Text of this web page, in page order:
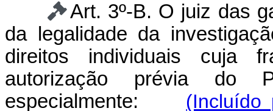
Art. 3º-B. O juiz das
da legalidade da
direitos individuais cuja
autorização prévia do
especialmente: (Incluído